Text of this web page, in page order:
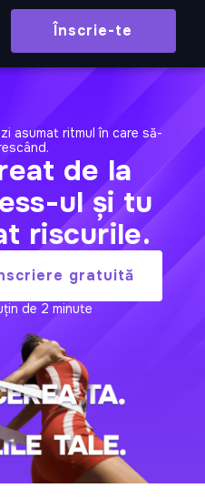
Înscrie-te
asumat ritmul în care să-
de la
ul și tu
riscurile.
gratuită
de 2 minute